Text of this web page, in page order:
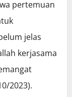
pertemuan
jelas
kerjasama
2023).